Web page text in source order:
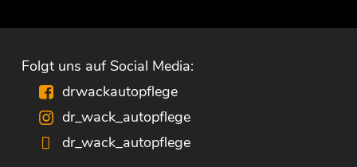
Folgt uns auf Social Media:
drwackautopflege
dr_wack_autopflege
dr_wack_autopflege